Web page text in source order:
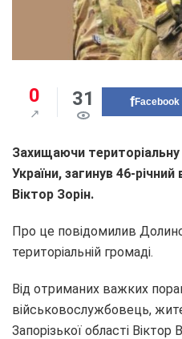
0 31 Facebook
Захищаючи територіальну
України, загинув 46-
Віктор Зорін.
Про це повідомилив
територіальній громаді.
Від отриманих важких
військовослужбовець,
Запорізької області